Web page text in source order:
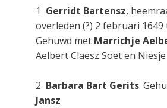
1 Gerridt Bartensz,
overleden (?) 2 februari 1649
Gehuwd met Marrichje
Aelbert Claesz Soet en
2 Barbara Bart Gerits.
Jansz